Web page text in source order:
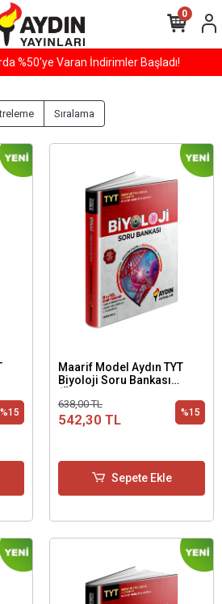
TL ve Üzeri Tüm Alışverişlerinizde
0
Sıralama
%15
Maarif Model Aydın TYT
Biyoloji Soru Bankası
Basamak)
638,00 TL
542,30 TL %15
Sepete Ekle